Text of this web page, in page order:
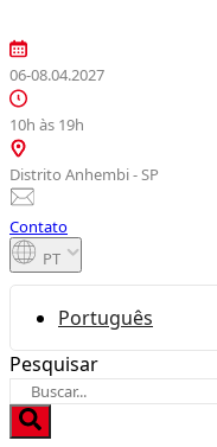
para
o
conteúdo
06-08.04.2027
10h às 19h
Distrito Anhembi - SP
Contato
PT
Português
Pesquisar